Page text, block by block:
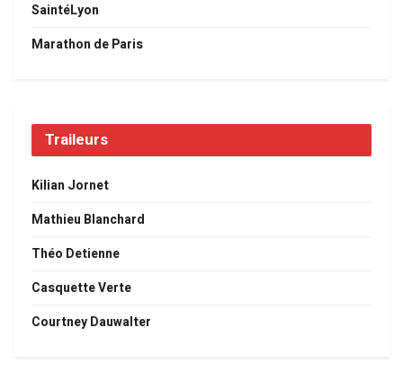
SaintéLyon
Marathon de Paris
Traileurs
Kilian Jornet
Mathieu Blanchard
Théo Detienne
Casquette Verte
Courtney Dauwalter